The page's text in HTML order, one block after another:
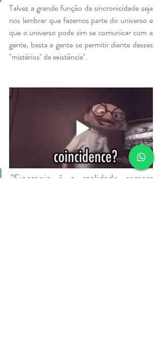
Talvez a grande função da sincronicidade seja
nos lembrar que fazemos parte do universo e
que o universo pode sim se comunicar com a
gente, basta a gente se permitir diante desses
"mistérios" da existência".
"Sincronia é a realidade sempre